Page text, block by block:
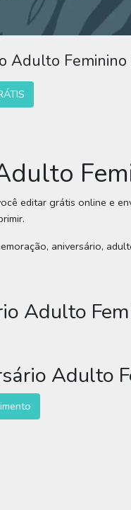
Adulto
editar grátis online e
aniversário,
Adulto
Adulto